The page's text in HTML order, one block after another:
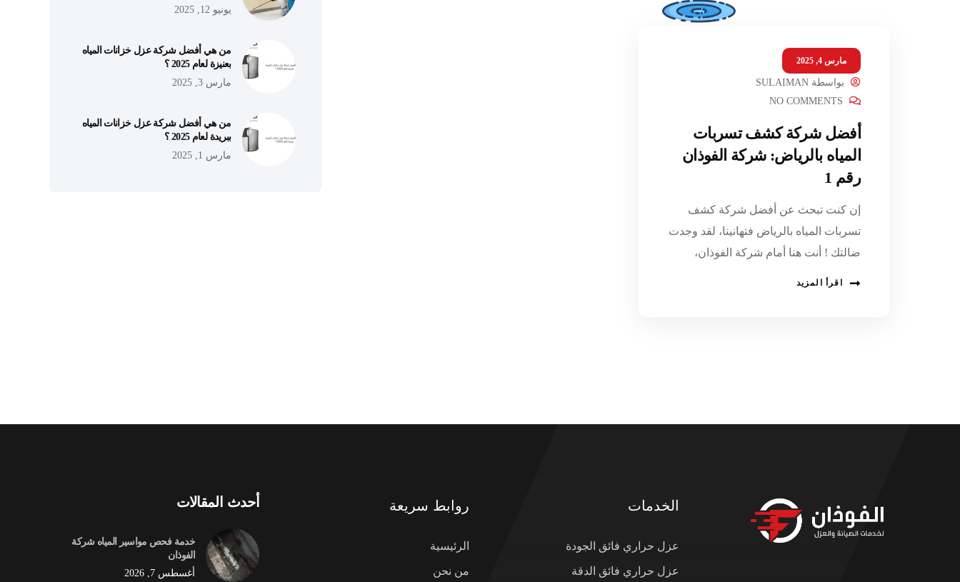
مارس 4, 2025
بواسطة SULAIMAN
NO COMMENTS
أفضل شركة كشف تسربات
المياه بالرياض: شركة الفوذان
رقم 1
إن كنت تبحث عن أفضل شركة كشف
تسربات المياه بالرياض فتهانينا، لقد وجدت
ضالتك ! أنت هنا أمام شركة الفوذان،
اقرأ المزيد
يونيو 12, 2025
من هي أفضل شركة عزل خزانات المياه
بعنيزة لعام 2025 ؟
مارس 3, 2025
من هي أفضل شركة عزل خزانات المياه
ببريدة لعام 2025 ؟
مارس 1, 2025
الخدمات
عزل حراري فائق الجودة
عزل حراري فائق الدقة
روابط سريعة
الرئيسية
من نحن
أحدث المقالات
خدمة فحص مواسير المياه شركة
الفوذان
أغسطس 7, 2026